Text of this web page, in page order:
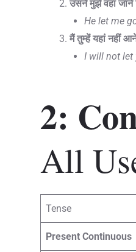
उसने मुझे वहां जाने
He let me
मैं तुम्हें यहां नहीं
I will not let
2:
All
Tense
Present Continuous